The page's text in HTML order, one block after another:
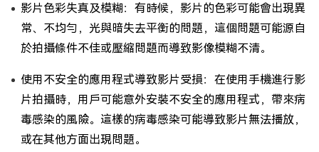
影片色彩失真及模糊：有時候，影片的色彩可能會出現異
常、不均勻，光與暗失去平衡的問題，這個問題可能源自
於拍攝條件不佳或壓縮問題而導致影像模糊不清。
使用不安全的應用程式導致影片受損：在使用手機進行影
片拍攝時，用戶可能意外安裝不安全的應用程式，帶來病
毒感染的風險。這樣的病毒感染可能導致影片無法播放，
或在其他方面出現問題。